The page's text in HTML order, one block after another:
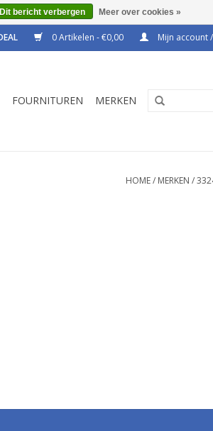
0 Artikelen - €0,00 Mijn account
FOURNITUREN MERKEN
HOME/ MERKEN /
Dit bericht verbergen Meer over cookies »